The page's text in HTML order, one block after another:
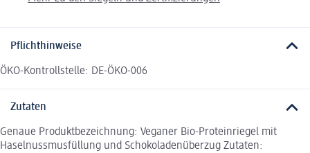
Pflichthinweise
ÖKO-Kontrollstelle: DE-ÖKO-006
Zutaten
Genaue Produktbezeichnung: Veganer Bio-Proteinriegel mit
Haselnussmusfüllung und Schokoladenüberzug Zutaten: